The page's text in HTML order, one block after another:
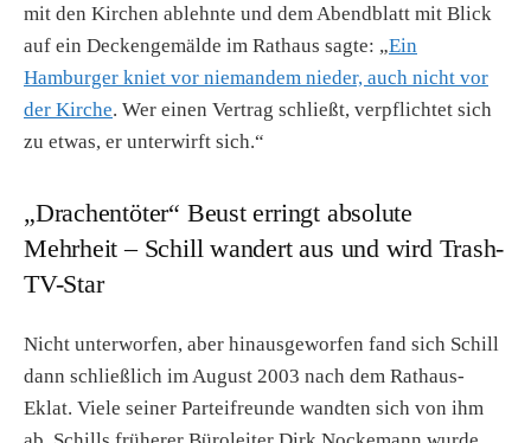
mit den Kirchen ablehnte und dem Abendblatt mit Blick
auf ein Deckengemälde im Rathaus sagte: „Ein
Hamburger kniet vor niemandem nieder, auch nicht vor
der Kirche. Wer einen Vertrag schließt, verpflichtet sich
zu etwas, er unterwirft sich.“
„Drachentöter“ Beust erringt absolute
Mehrheit – Schill wandert aus und wird Trash-
TV-Star
Nicht unterworfen, aber hinausgeworfen fand sich Schill
dann schließlich im August 2003 nach dem Rathaus-
Eklat. Viele seiner Parteifreunde wandten sich von ihm